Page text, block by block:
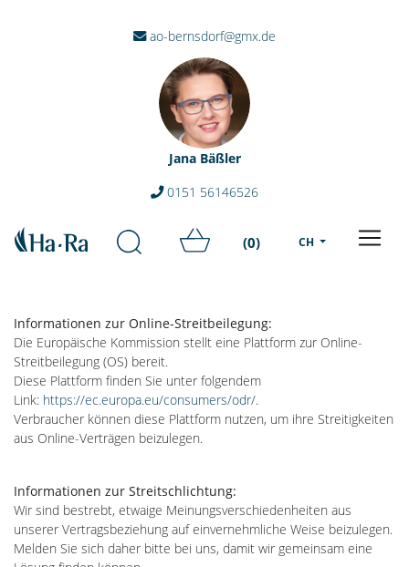
ao-bernsdorf@gmx.de
Jana Bäßler
0151 56146526
(0) CH
Informationen zur Online-Streitbeilegung:
Die Europäische Kommission stellt eine Plattform zur Online-
Streitbeilegung (OS) bereit.
Diese Plattform finden Sie unter folgendem
Link: https://ec.europa.eu/consumers/odr/.
Verbraucher können diese Plattform nutzen, um ihre Streitigkeiten
aus Online-Verträgen beizulegen.
Informationen zur Streitschlichtung:
Wir sind bestrebt, etwaige Meinungsverschiedenheiten aus
unserer Vertragsbeziehung auf einvernehmliche Weise beizulegen.
Melden Sie sich daher bitte bei uns, damit wir gemeinsam eine